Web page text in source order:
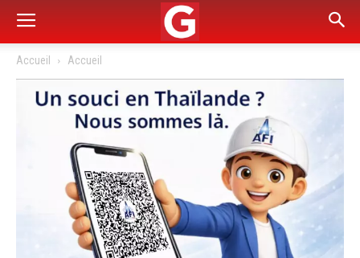
Accueil Accueil